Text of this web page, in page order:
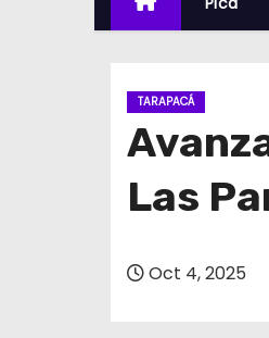
TARAPACÁ
Las
Oct 4, 2025